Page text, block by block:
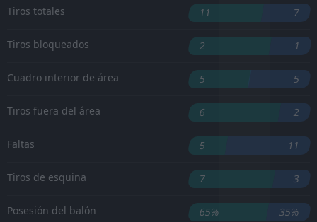
Tiros totales 11 7
Tiros bloqueados 2 1
Cuadro interior de área 5 5
Tiros fuera del área 6 2
Faltas 5 11
Tiros de esquina 7 3
Posesión del balón 65% 35%